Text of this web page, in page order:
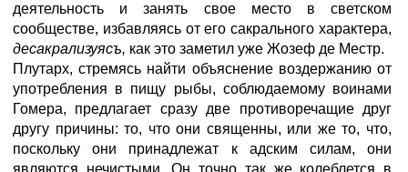
деятельность и занять свое место в светском
сообществе, избавляясь от его сакрального характера,
десакрализуясъ, как это заметил уже Жозеф де Местр.
Плутарх, стремясь найти объяснение воздержанию от
употребления в пищу рыбы, соблюдаемому воинами
Гомера, предлагает сразу две противоречащие друг
другу причины: то, что они священны, или же то, что,
поскольку они принадлежат к адским силам, они
являются нечистыми. Он точно так же колеблется в